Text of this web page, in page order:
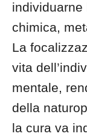
individuarne
chimica,
La
vita
mentale,
della
la cura va